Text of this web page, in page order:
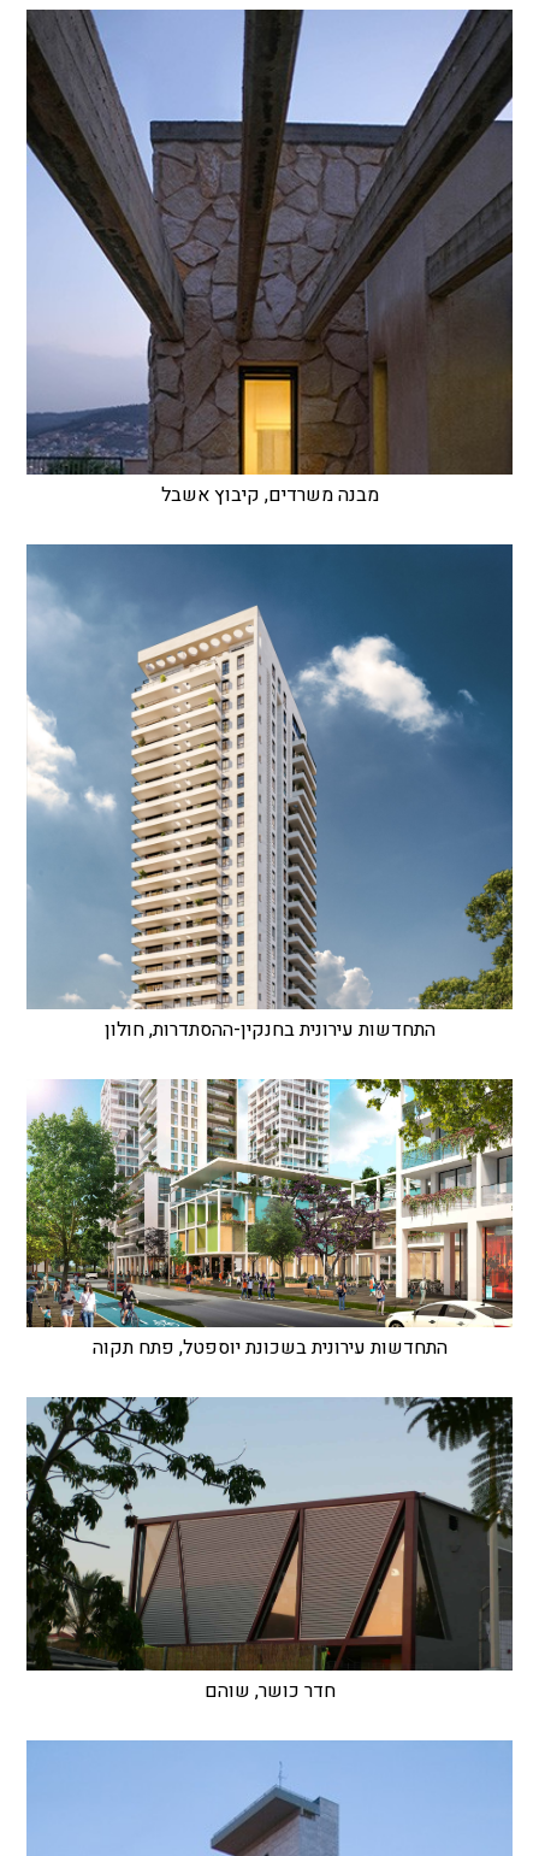
מבנה משרדים, קיבוץ אשבל
התחדשות עירונית בחנקין-ההסתדרות, חולון
התחדשות עירונית בשכונת יוספטל, פתח תקוה
חדר כושר, שוהם